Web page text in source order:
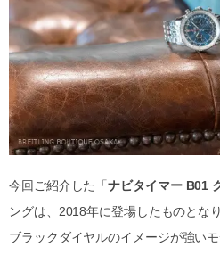
今回ご紹介した「ナビタイマー B01
ングは、2018年に登場したものとなり
ブラックダイヤルのイメージが強い